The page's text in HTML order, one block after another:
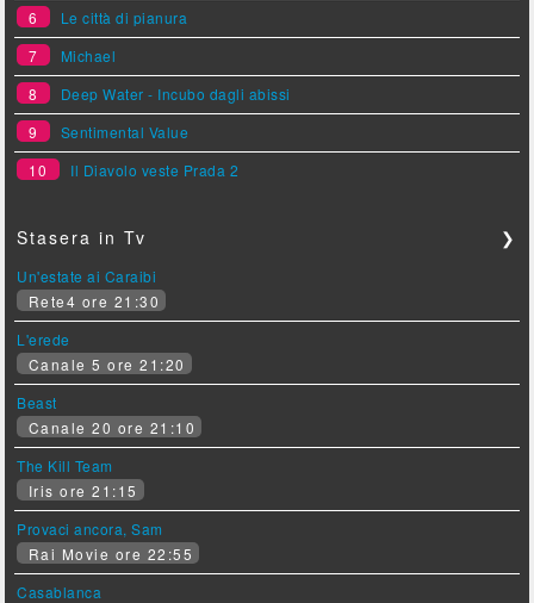
6
Le città di pianura
7
Michael
8
Deep Water - Incubo dagli abissi
9
Sentimental Value
10
Il Diavolo veste Prada 2
Stasera in Tv ❯
Un'estate ai Caraibi
Rete4 ore 21:30
L'erede
Canale 5 ore 21:20
Beast
Canale 20 ore 21:10
The Kill Team
Iris ore 21:15
Provaci ancora, Sam
Rai Movie ore 22:55
Casablanca